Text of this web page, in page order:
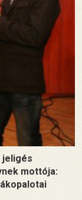
jeligés
mottója: